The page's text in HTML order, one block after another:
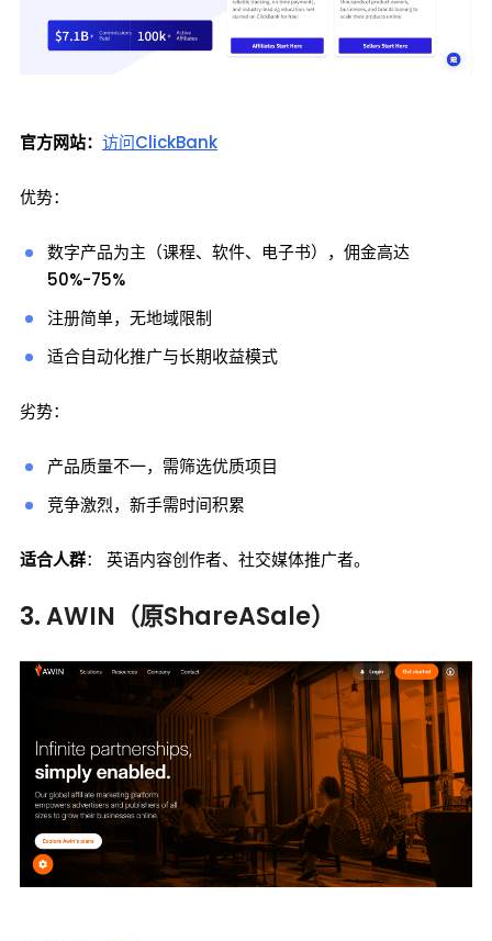
官方网站： 访问ClickBank
优势：
数字产品为主（课程、软件、电子书），佣金高达
50%-75%
注册简单，无地域限制
适合自动化推广与长期收益模式
劣势：
产品质量不一，需筛选优质项目
竞争激烈，新手需时间积累
适合人群： 英语内容创作者、社交媒体推广者。
3. AWIN（原ShareASale）